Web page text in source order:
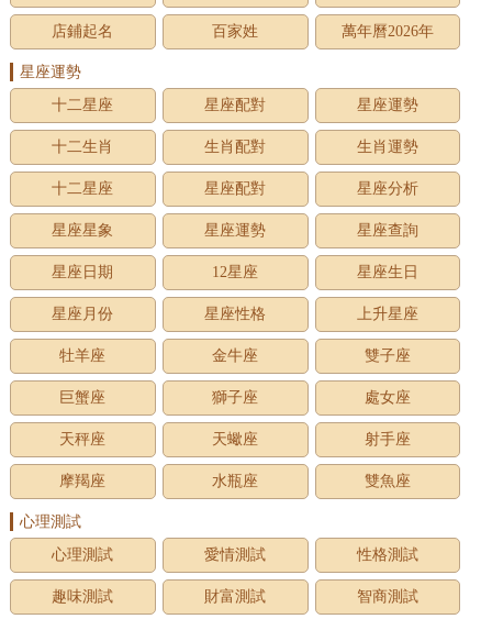
店鋪起名 百家姓 萬年曆2026年
星座運勢
十二星座
星座配對 星座運勢
十二生肖 生肖配對 生肖運勢
十二星座 星座配對 星座分析
星座星象 星座運勢 星座查詢
星座日期 12星座 星座生日
星座月份 星座性格 上升星座
牡羊座 金牛座 雙子座
巨蟹座 獅子座 處女座
天秤座 天蠍座 射手座
摩羯座 水瓶座 雙魚座
心理測試
心理測試
愛情測試 性格測試
趣味測試 財富測試 智商測試